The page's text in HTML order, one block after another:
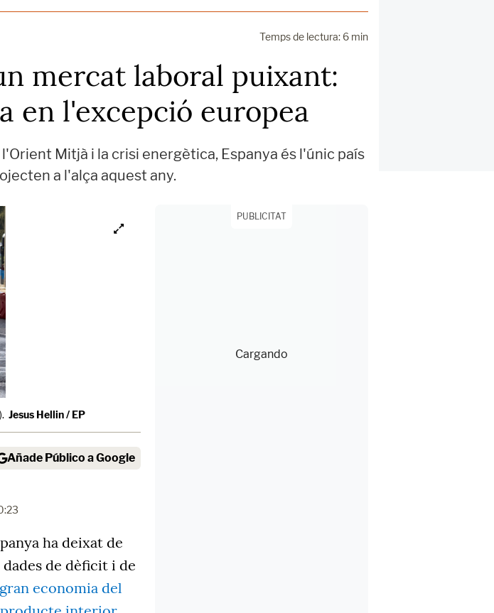
Temps de lectura: 6 min
mercat laboral puixant:
en l'excepció europea
Mitjà i la crisi energètica, Espanya és l'únic país
a l'alça aquest any.
Jesus Hellin / EP
Añade Público a Google
ha deixat de
de dèficit i de
gran economia del
PUBLICITAT